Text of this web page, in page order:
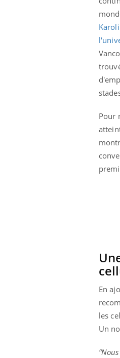
Pour
En
les
Un
Eczéma
préparer
rythme de vie !
soleil, activités